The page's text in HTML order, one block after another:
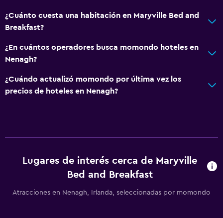
¿Cuánto cuesta una habitación en Maryville Bed and
Breakfast?
¿En cuántos operadores busca momondo hoteles en
Nenagh?
¿Cuándo actualizó momondo por última vez los
precios de hoteles en Nenagh?
Lugares de interés cerca de Maryville
Bed and Breakfast
Atracciones en Nenagh, Irlanda, seleccionadas por momondo